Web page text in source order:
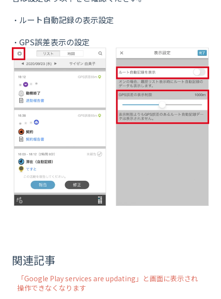
・ルート自動記録の表示設定
・GPS誤差表示の設定
関連記事
「Google Play services are updating」と画面に表示され
操作できなくなります